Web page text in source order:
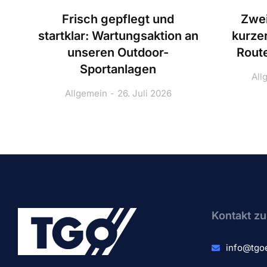
Frisch gepflegt und
startklar: Wartungsaktion an
unseren Outdoor-
Sportanlagen
Allgemein 26. Juli 2026
Kontakt